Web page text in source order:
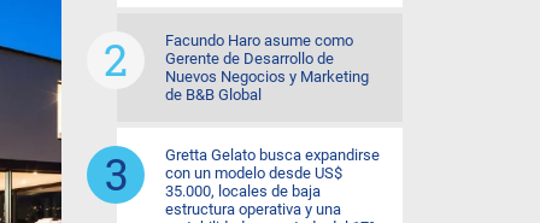
Facundo Haro asume como
Gerente de Desarrollo de
Nuevos Negocios y Marketing
de B&B Global
Gretta Gelato busca expandirse
con un modelo desde US$
35.000, locales de baja
estructura operativa y una